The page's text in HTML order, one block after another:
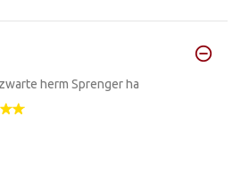
herm Sprenger ha